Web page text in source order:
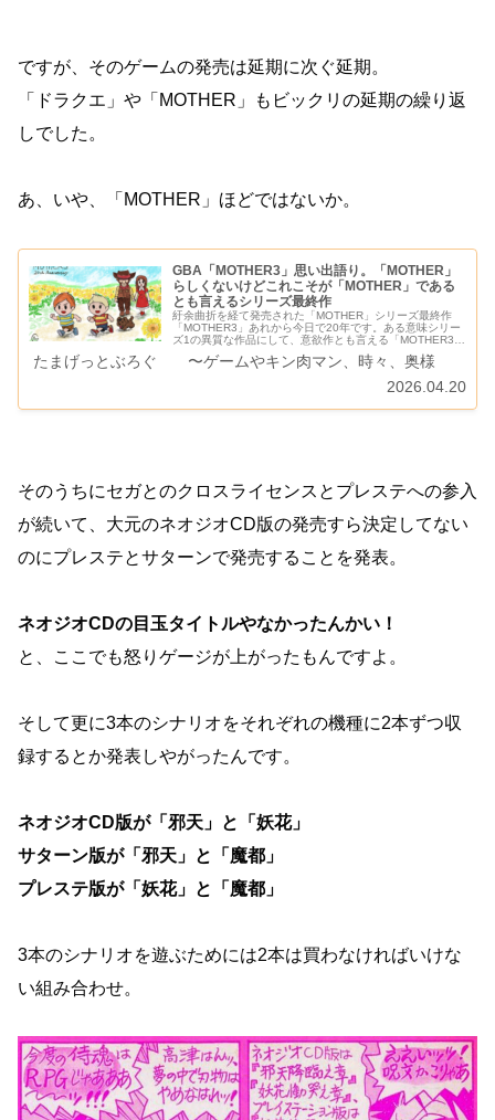
ですが、そのゲームの発売は延期に次ぐ延期。
「ドラクエ」や「MOTHER」もビックリの延期の繰り返
しでした。
あ、いや、「MOTHER」ほどではないか。
GBA「MOTHER3」思い出語り。「MOTHER」
らしくないけどこれこそが「MOTHER」である
とも言えるシリーズ最終作
紆余曲折を経て発売された「MOTHER」シリーズ最終作
「MOTHER3」あれから今日で20年です。ある意味シリー
ズ1の異質な作品にして、意欲作とも言える「MOTHER3」
について、語ってみたいと思います。どーも、たけGで
す。「母の日」で思い…
たまげっとぶろぐ 〜ゲームやキン肉マン、時々、奥様
2026.04.20
そのうちにセガとのクロスライセンスとプレステへの参入
が続いて、大元のネオジオCD版の発売すら決定してない
のにプレステとサターンで発売することを発表。
ネオジオCDの目玉タイトルやなかったんかい！
と、ここでも怒りゲージが上がったもんですよ。
そして更に3本のシナリオをそれぞれの機種に2本ずつ収
録するとか発表しやがったんです。
ネオジオCD版が「邪天」と「妖花」
サターン版が「邪天」と「魔都」
プレステ版が「妖花」と「魔都」
3本のシナリオを遊ぶためには2本は買わなければいけな
い組み合わせ。